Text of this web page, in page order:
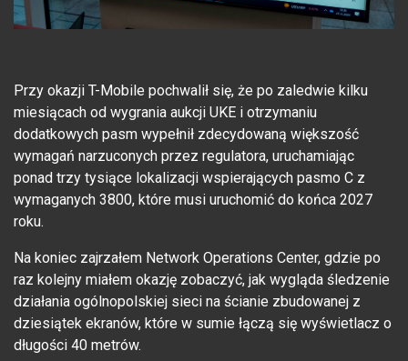
Przy okazji T-Mobile pochwalił się, że po zaledwie kilku
miesiącach od wygrania aukcji UKE i otrzymaniu
dodatkowych pasm wypełnił zdecydowaną większość
wymagań narzuconych przez regulatora, uruchamiając
ponad trzy tysiące lokalizacji wspierających pasmo C z
wymaganych 3800, które musi uruchomić do końca 2027
roku.
Na koniec zajrzałem Network Operations Center, gdzie po
raz kolejny miałem okazję zobaczyć, jak wygląda śledzenie
działania ogólnopolskiej sieci na ścianie zbudowanej z
dziesiątek ekranów, które w sumie łączą się wyświetlacz o
długości 40 metrów.